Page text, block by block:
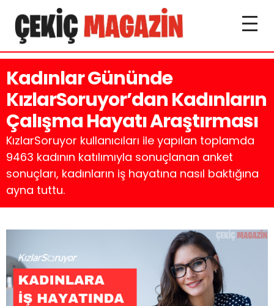
Kadınlar Gününde
KızlarSoruyor’dan Kadınların
Çalışma Hayatı Araştırması
KızlarSoruyor kullanıcıları ile yapılan toplamda
9463 kadının katılımıyla sonuçlanan anket
sonuçları, kadınların iş hayatına nasıl baktığına
ayna tuttu.